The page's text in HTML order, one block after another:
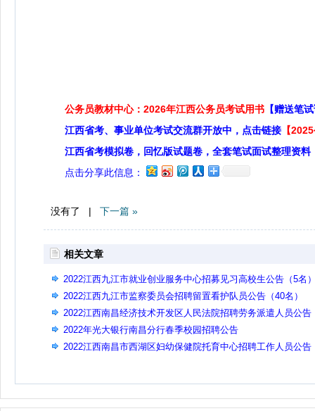
公务员教材中心：2026年江西公务员考试用书 【赠送笔
江西省考、事业单位考试交流群开放中，点击链接 【
江西省考模拟卷，回忆版试题卷，全套笔试面试整理资料
点击分享此信息：
没有了 | 下一篇 »
相关文章
2022江西九江市就业创业服务中心招募见习高校生公告（5名
2022江西九江市监察委员会招聘留置看护队员公告（40名）
2022江西南昌经济技术开发区人民法院招聘劳务派遣人员公告
（2名）
2022年光大银行南昌分行春季校园招聘公告
2022江西南昌市西湖区妇幼保健院托育中心招聘工作人员公告